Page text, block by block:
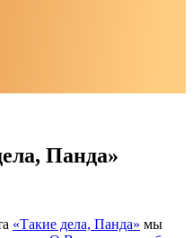
Панда»
«Такие дела, Панда» мы